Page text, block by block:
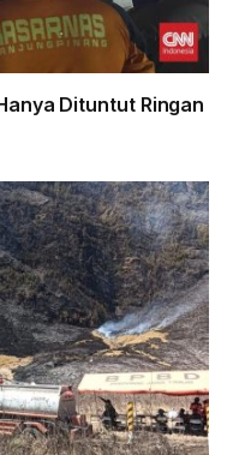
Dituntut Ringan